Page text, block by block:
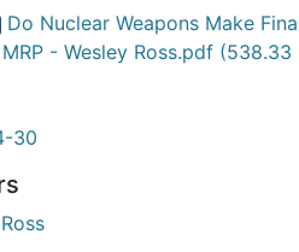
Do Nuclear Weapons Make
- Wesley Ross.pdf (538.33
30